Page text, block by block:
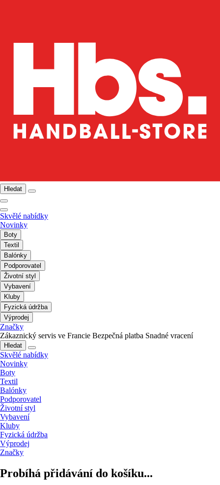
Hledat
Skvělé nabídky
Novinky
Boty
Textil
Balónky
Podporovatel
Životní styl
Vybavení
Kluby
Fyzická údržba
Výprodej
Značky
Zákaznický servis ve Francie Bezpečná platba Snadné vracení
Hledat
Skvělé nabídky
Novinky
Boty
Textil
Balónky
Podporovatel
Životní styl
Vybavení
Kluby
Fyzická údržba
Výprodej
Značky
Probíhá přidávání do košíku...